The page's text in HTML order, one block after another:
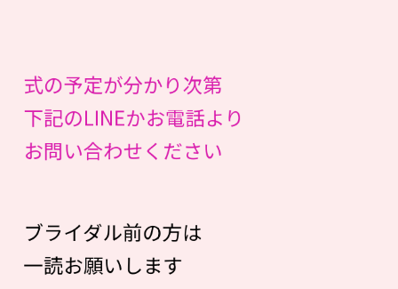
式の予定が分かり次第
下記のLINEかお電話より
お問い合わせください
ブライダル前の方は
一読お願いします